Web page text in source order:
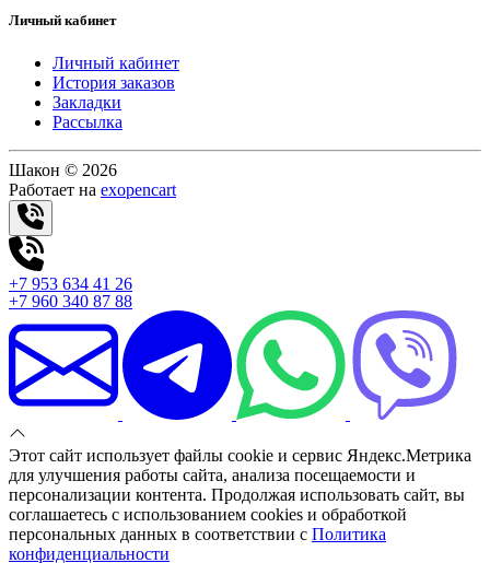
Личный кабинет
Личный кабинет
История заказов
Закладки
Рассылка
Шакон © 2026
Работает на exopencart
+7 953 634 41 26
+7 960 340 87 88
Этот сайт использует файлы cookie и сервис Яндекс.Метрика
для улучшения работы сайта, анализа посещаемости и
персонализации контента. Продолжая использовать сайт, вы
соглашаетесь с использованием cookies и обработкой
персональных данных в соответствии с Политика
конфиденциальности